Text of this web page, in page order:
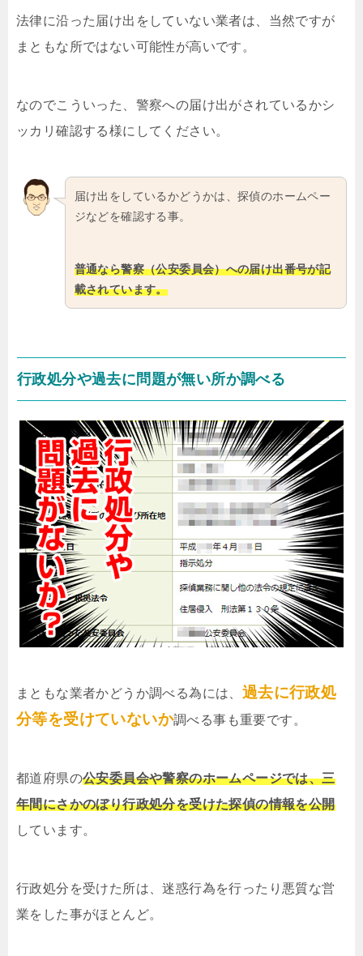
法律に沿った届け出をしていない業者は、当然ですが
まともな所ではない可能性が高いです。
なのでこういった、警察への届け出がされているかシ
ッカリ確認する様にしてください。
届け出をしているかどうかは、探偵のホームペー
ジなどを確認する事。
普通なら警察（公安委員会）への届け出番号が記
載されています。
行政処分や過去に問題が無い所か調べる
まともな業者かどうか調べる為には、 過去に行政処
分等を受けていないか調べる事も重要です。
都道府県の公安委員会や警察のホームページでは、三
年間にさかのぼり行政処分を受けた探偵の情報を公開
しています。
行政処分を受けた所は、迷惑行為を行ったり悪質な営
業をした事がほとんど。